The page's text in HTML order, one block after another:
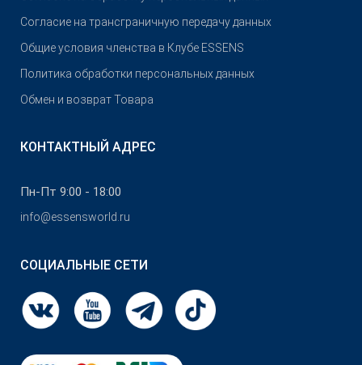
Согласие на трансграничную передачу данных
Общие условия членства в Клубе ESSENS
Политика обработки персональных данных
Обмен и возврат Товара
КОНТАКТНЫЙ АДРЕС
Пн-Пт 9:00 - 18:00
info@essensworld.ru
СОЦИАЛЬНЫЕ СЕТИ